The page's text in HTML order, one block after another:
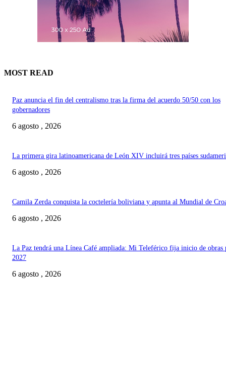
MOST READ
Paz anuncia el fin del centralismo tras la firma del acuerdo 50/50 con los
gobernadores
6 agosto , 2026
La primera gira latinoamericana de León XIV incluirá tres países
6 agosto , 2026
Camila Zerda conquista la coctelería boliviana y apunta al Mundial de
6 agosto , 2026
La Paz tendrá una Línea Café ampliada: Mi Teleférico fija inicio de obras
2027
6 agosto , 2026